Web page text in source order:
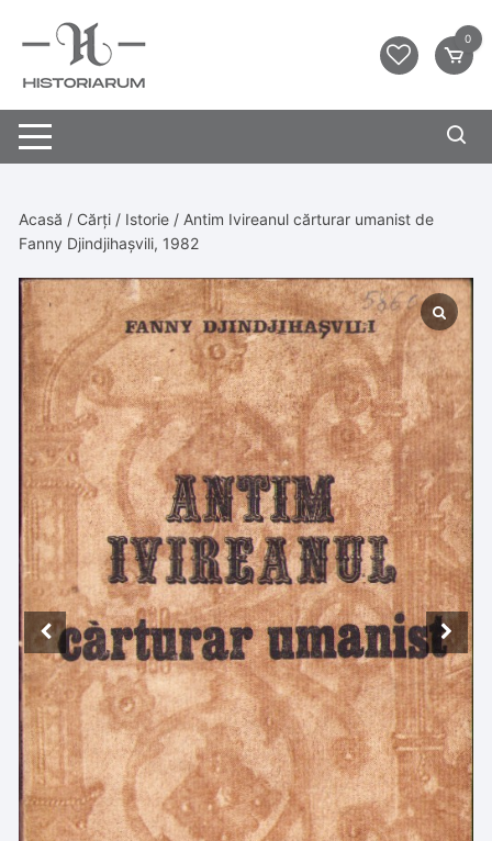
0
Acasă / Cărți / Istorie / Antim Ivireanul cărturar umanist de
Fanny Djindjihașvili, 1982